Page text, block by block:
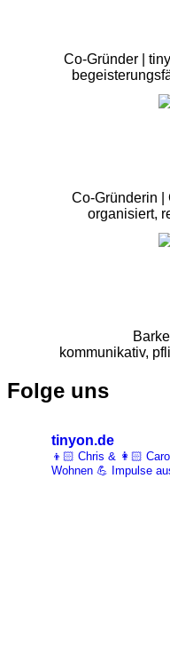
Co-Gründer |
Co-Gründerin |
organisiert,
kommunikativ,
Folge uns
tinyon.de
👦🏻 Chris & 👩🏻
Wohnen 💪 Impulse